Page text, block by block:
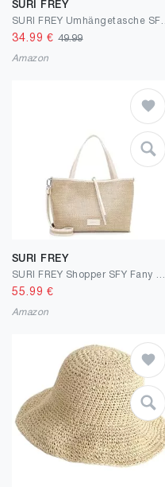
SURI FREY
34.99 €49.99
Amazon
SURI FREY
55.99 €
Amazon